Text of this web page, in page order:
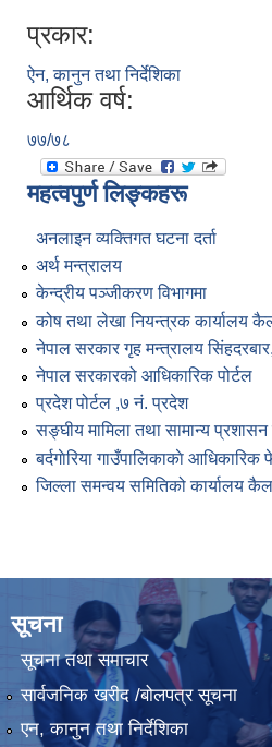
प्रकार:
ऐन, कानुन तथा निर्देशिका
आर्थिक वर्ष:
७७/७८
महत्वपुर्ण लिङ्कहरू
अनलाइन व्यक्तिगत घटना दर्ता
अर्थ मन्त्रालय
केन्द्रीय पञ्जीकरण विभागमा
कोष तथा लेखा नियन्त्रक कार्यालय
नेपाल सरकार गृह मन्त्रालय
नेपाल सरकारको आधिकारिक पोर्टल
प्रदेश पोर्टल ,७ नं. प्रदेश
सङ्घीय मामिला तथा सामान्य प्रशासन
बर्दगाेरिया गाउँपालिकाकाे
जिल्ला समन्वय समितिको कार्यालय
सूचना
सूचना तथा समाचार
सार्वजनिक खरीद /बोलपत्र सूचना
एन, कानुन तथा निर्देशिका